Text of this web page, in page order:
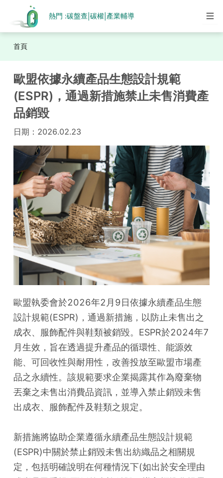
熱門 :碳盤查 碳權| 產業輔導
首頁
歐盟依據永續產品生態設計規範
(ESPR)，通過新措施禁止未售消費產
品銷毀
日期： 2026.02.23
歐盟執委會於2026年2月9日依據永續產品生態
設計規範(ESPR)，通過新措施，以防止未售出之
成衣、服飾配件與鞋類被銷毀。ESPR於2024年7
月生效，旨在透過提升產品的循環性、能源效
能、可回收性與耐用性，改善投放至歐盟市場產
品之永續性。該規範要求企業揭露其作為廢棄物
丟棄之未售出消費品資訊，並導入禁止銷毀未售
出成衣、服飾配件及鞋類之規定。
新措施將協助企業遵循永續產品生態設計規範
(ESPR)中關於禁止銷毀未售出紡織品之相關規
定，包括明確說明在何種情況下(如出於安全理由